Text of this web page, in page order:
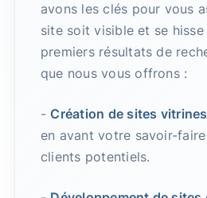
avons les clés pour vous
site soit visible et se hisse
premiers résultats de
que nous vous offrons :
- Création de sites vitrines
en avant votre savoir-
clients potentiels.